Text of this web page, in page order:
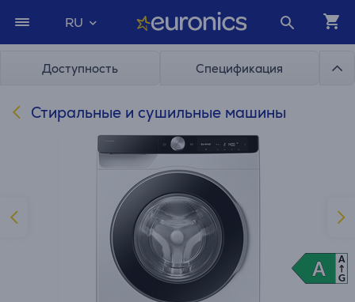
RU
Доступность Спецификация
Стиральные и сушильные машины
A
A
A
G